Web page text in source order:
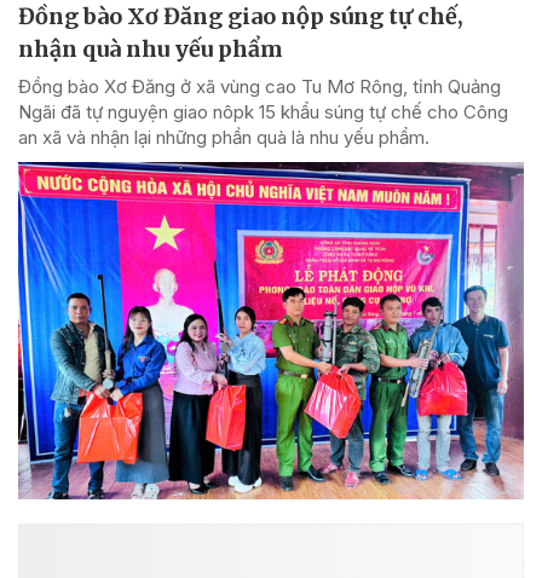
Đồng bào Xơ Đăng giao nộp súng tự chế,
nhận quà nhu yếu phẩm
Đồng bào Xơ Đăng ở xã vùng cao Tu Mơ Rông, tỉnh Quảng
Ngãi đã tự nguyện giao nôpk 15 khẩu súng tự chế cho Công
an xã và nhận lại những phần quà là nhu yếu phẩm.